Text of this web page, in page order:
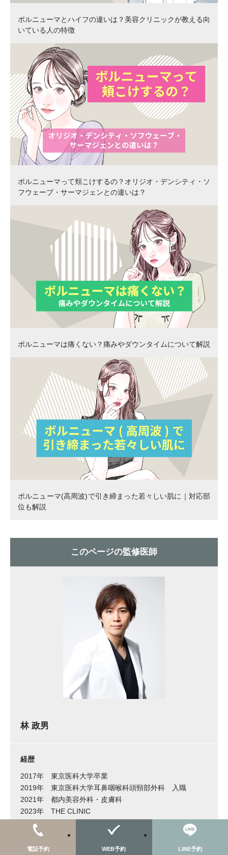
電話予約 WEB予約 LINE予約
ボルニューマとハイフの違いは？美容クリニックが教える向
いている人の特徴
ボルニューマって頬こけするの？オリジオ・デンシティ・ソ
フウェーブ・サーマジェンとの違いは？
ボルニューマは痛くない？痛みやダウンタイムについて解説
ボルニューマ(高周波)で引き締まった若々しい肌に｜対応部
位も解説
このページの監修医師
林 政男
経歴
2017年
東京医科大学卒業
2019年
東京医科大学耳鼻咽喉科頭頸部外科 入職
2021年
都内美容外科・皮膚科
2023年
THE CLINIC
2024年